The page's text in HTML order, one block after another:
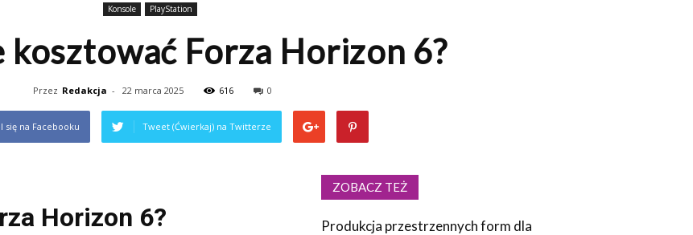
Konsole PlayStation
kosztować Forza Horizon 6?
Przez Redakcja - 22 marca 2025 616 0
się na Facebooku Tweet (Ćwierkaj) na Twitterze
Horizon 6?
ZOBACZ TEŻ
Produkcja przestrzennych form dla